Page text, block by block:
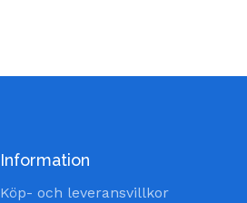
Information
Köp- och leveransvillkor